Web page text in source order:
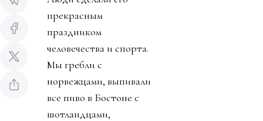
Источник изображения AP Photo
Чемпионат мира по